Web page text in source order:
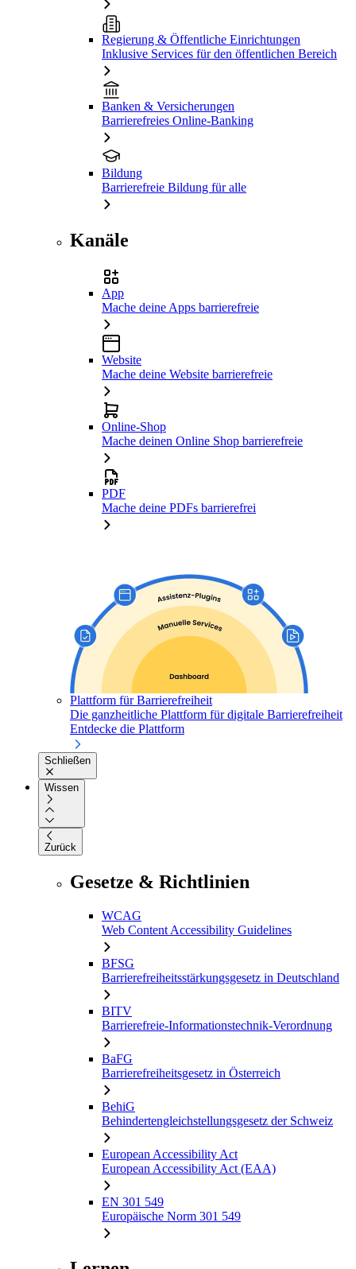
Regierung & Öffentliche Einrichtungen
Inklusive Services für den öffentlichen Bereich
Banken & Versicherungen
Barrierefreies Online-Banking
Bildung
Barrierefreie Bildung für alle
Kanäle
App
Mache deine Apps barrierefreie
Website
Mache deine Website barrierefreie
Online-Shop
Mache deinen Online Shop barrierefreie
PDF
Mache deine PDFs barrierefrei
Plattform für Barrierefreiheit
Die ganzheitliche Plattform für digitale Barrierefreiheit
Entdecke die Plattform
Schließen
Wissen
Zurück
Gesetze & Richtlinien
WCAG
Web Content Accessibility Guidelines
BFSG
Barrierefreiheitsstärkungsgesetz in Deutschland
BITV
Barrierefreie-Informationstechnik-Verordnung
BaFG
Barrierefreiheitsgesetz in Österreich
BehiG
Behindertengleichstellungsgesetz der Schweiz
European Accessibility Act
European Accessibility Act (EAA)
EN 301 549
Europäische Norm 301 549